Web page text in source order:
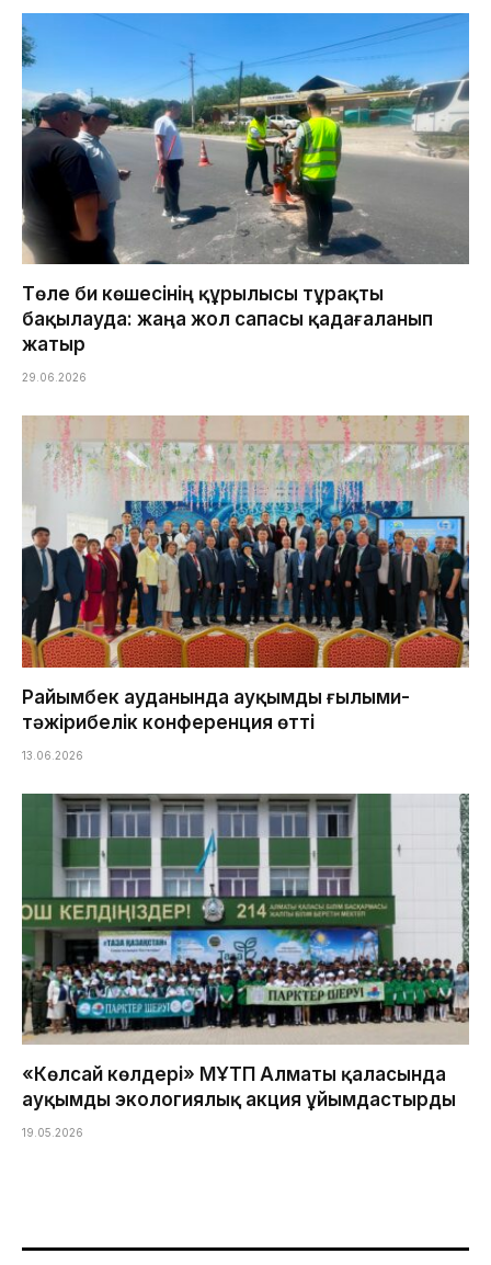
Төле би көшесінің құрылысы тұрақты
бақылауда: жаңа жол сапасы қадағаланып
жатыр
29.06.2026
Райымбек ауданында ауқымды ғылыми-
тәжірибелік конференция өтті
13.06.2026
«Көлсай көлдері» МҰТП Алматы қаласында
ауқымды экологиялық акция ұйымдастырды
19.05.2026